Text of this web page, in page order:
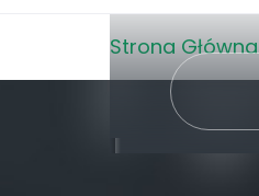
Strona Główna